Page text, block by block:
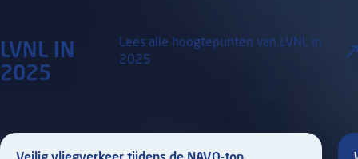
LVNL IN
2025
Lees alle hoogtepunten van LVNL in
2025